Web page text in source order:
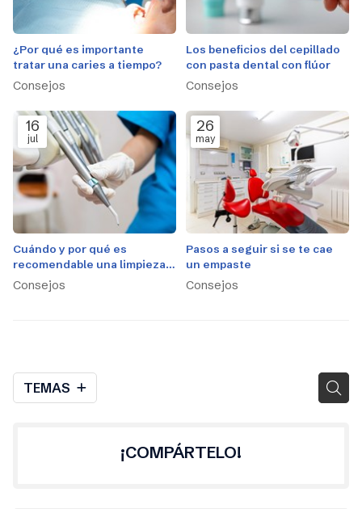
TEMAS
¿Por qué es importante
tratar una caries a tiempo?
Consejos
Los beneficios del cepillado
con pasta dental con flúor
Consejos
16
jul
Cuándo y por qué es
recomendable una limpieza
dental profesional
Consejos
26
may
Pasos a seguir si se te cae
un empaste
Consejos
¡COMPÁRTELO!